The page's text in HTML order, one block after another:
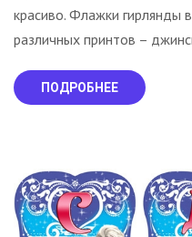
красиво. Флажки гирлянды
различных принтов –
ПОДРОБНЕЕ